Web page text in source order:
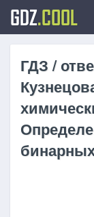
GDZ.COOL
ГДЗ /